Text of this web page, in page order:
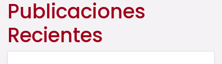
Publicaciones
Recientes